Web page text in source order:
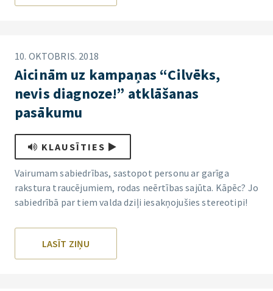
10. OKTOBRIS. 2018
Aicinām uz kampaņas “Cilvēks,
nevis diagnoze!” atklāšanas
pasākumu
KLAUSĪTIES
Vairumam sabiedrības, sastopot personu ar garīga
rakstura traucējumiem, rodas neērtības sajūta. Kāpēc? Jo
sabiedrībā par tiem valda dziļi iesakņojušies stereotipi!
LASĪT ZIŅU